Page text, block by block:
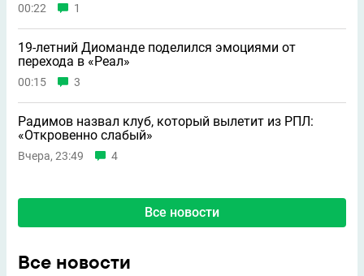
00:22 1
19-летний Диоманде поделился эмоциями от
перехода в «Реал»
00:15 3
Радимов назвал клуб, который вылетит из РПЛ:
«Откровенно слабый»
Вчера, 23:49 4
Все новости
Все новости